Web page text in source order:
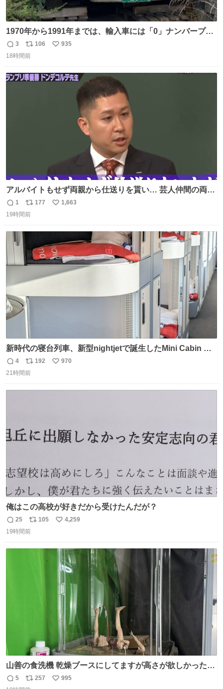
1970年から1991年までは、輸入車には「0」ナンバープレ
ートが使用されていました。 その後、この制度は廃止さ
れ、すべての「0」ナンバープレートは抹消・無効化され
着した車両が発見されました。 今でも残っていること自体
返
信
3
リ
ポ
ト
106
い
数
935
18時間前
アルバイトもせず両親から仕送りを貰い… 芸人仲間の両親
のスネまでかじる!? ドンデコルテ銀次⚡️ 無料見逃し配信は
こちらから ▶︎abema.go.link/gBLVb ◤しくじり先生
@akmllube0617
返
信
1
リ
ポ
数
177
い
1,663
19時間前
新時代の寝台列車、新型nightjetで誕生したMini Cabin ま
さに走るカプセルホテルといった感じで、一人旅で利用す
るのにはちょうどいい設備。 他の人も言ってましたが、サ
返
信
4
リ
ポ
192
い
970
21時間前
俺はこの高校が好きだから受けたんだが？
返
信
25
リ
ポ
105
い
数
4,259
19時間前
山善の食洗機 乾燥ブースにしてますが高さが欲しかったの
でコレクションケースを置くだけのツルセコ改造 扉が手前
返
5
リ
257
い
995